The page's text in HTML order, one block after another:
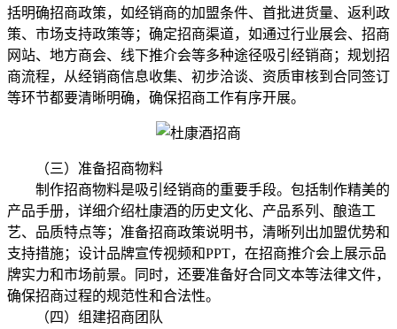
括明确招商政策，如经销商的加盟条件、首批进货量、返利政
策、市场支持政策等；确定招商渠道，如通过行业展会、招商
网站、地方商会、线下推介会等多种途径吸引经销商；规划招
商流程，从经销商信息收集、初步洽谈、资质审核到合同签订
等环节都要清晰明确，确保招商工作有序开展。
（三）准备招商物料
制作招商物料是吸引经销商的重要手段。包括制作精美的
产品手册，详细介绍杜康酒的历史文化、产品系列、酿造工
艺、品质特点等；准备招商政策说明书，清晰列出加盟优势和
支持措施；设计品牌宣传视频和PPT，在招商推介会上展示品
牌实力和市场前景。同时，还要准备好合同文本等法律文件，
确保招商过程的规范性和合法性。
（四）组建招商团队